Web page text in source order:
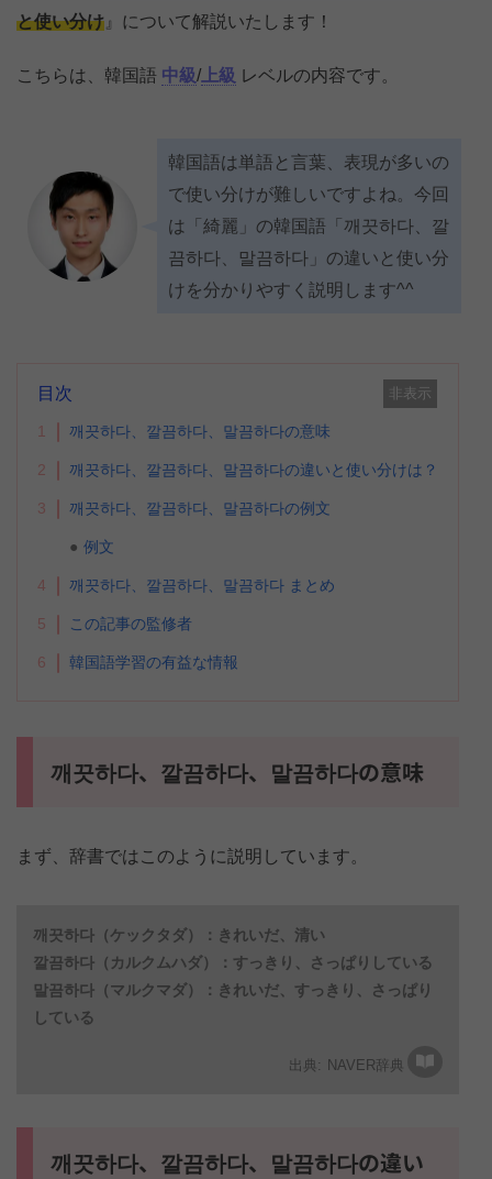
と使い分け 』について解説いたします！
こちらは、韓国語 中級/ 上級 レベルの内容です。
韓国語は単語と言葉、表現が多いの
で使い分けが難しいですよね。今回
は「綺麗」の韓国語「깨끗하다、깔
끔하다、말끔하다」の違いと使い分
けを分かりやすく説明します^^
目次 非表示
1 깨끗하다、깔끔하다、말끔하다の意味
2 깨끗하다、깔끔하다、말끔하다の違いと使い分けは？
3 깨끗하다、깔끔하다、말끔하다の例文
例文
4 깨끗하다、깔끔하다、말끔하다 まとめ
5 この記事の監修者
6 韓国語学習の有益な情報
깨끗하다、깔끔하다、말끔하다の意味
まず、辞書ではこのように説明しています。
깨끗하다（ケックタダ）：きれいだ、清い
깔끔하다（カルクムハダ）：すっきり、さっぱりしている
말끔하다（マルクマダ）：きれいだ、すっきり、さっぱり
している
NAVER辞典
깨끗하다、깔끔하다、말끔하다の違い